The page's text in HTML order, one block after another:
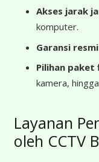
Akses jarak
komputer.
Garansi resmi
Pilihan paket
kamera,
Layanan
oleh CCTV